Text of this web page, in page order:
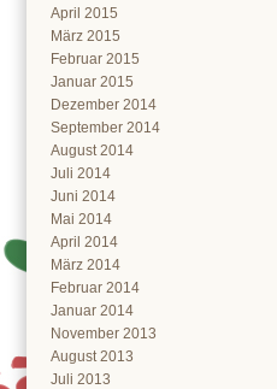
April 2015
März 2015
Februar 2015
Januar 2015
Dezember 2014
September 2014
August 2014
Juli 2014
Juni 2014
Mai 2014
April 2014
März 2014
Februar 2014
Januar 2014
November 2013
August 2013
Juli 2013